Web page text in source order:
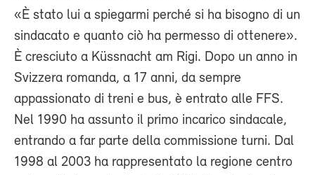
«È stato lui a spiegarmi perché si ha bisogno di un
sindacato e quanto ciò ha permesso di ottenere».
È cresciuto a Küssnacht am Rigi. Dopo un anno in
Svizzera romanda, a 17 anni, da sempre
appassionato di treni e bus, è entrato alle FFS.
Nel 1990 ha assunto il primo incarico sindacale,
entrando a far parte della commissione turni. Dal
1998 al 2003 ha rappresentato la regione centro